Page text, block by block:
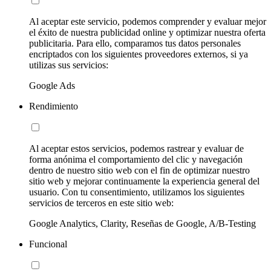
Al aceptar este servicio, podemos comprender y evaluar mejor
el éxito de nuestra publicidad online y optimizar nuestra oferta
publicitaria. Para ello, comparamos tus datos personales
encriptados con los siguientes proveedores externos, si ya
utilizas sus servicios:
Google Ads
Rendimiento
Al aceptar estos servicios, podemos rastrear y evaluar de
forma anónima el comportamiento del clic y navegación
dentro de nuestro sitio web con el fin de optimizar nuestro
sitio web y mejorar continuamente la experiencia general del
usuario. Con tu consentimiento, utilizamos los siguientes
servicios de terceros en este sitio web:
Google Analytics, Clarity, Reseñas de Google, A/B-Testing
Funcional